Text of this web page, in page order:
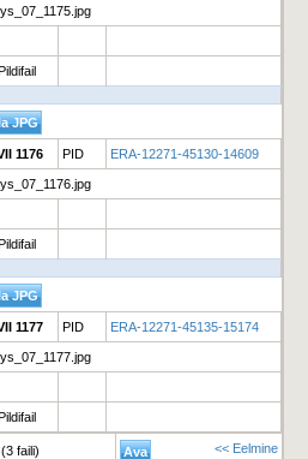
1176 PID ERA-12271-45130-14609
1177 PID ERA-12271-45135-15174
(3 faili) << Eelmine